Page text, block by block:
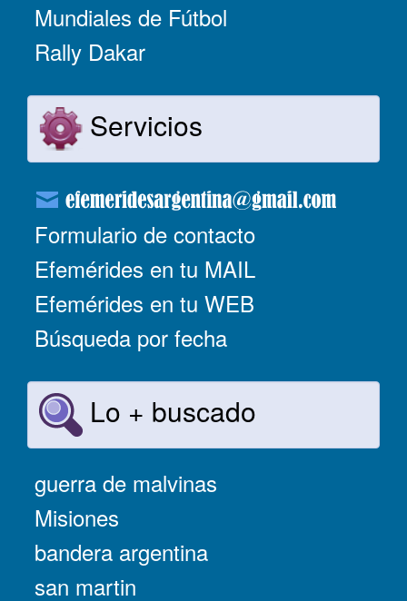
Mundiales de Fútbol
Rally Dakar
Servicios
Formulario de contacto
Efemérides en tu MAIL
Efemérides en tu WEB
Búsqueda por fecha
Lo + buscado
guerra de malvinas
Misiones
bandera argentina
san martin